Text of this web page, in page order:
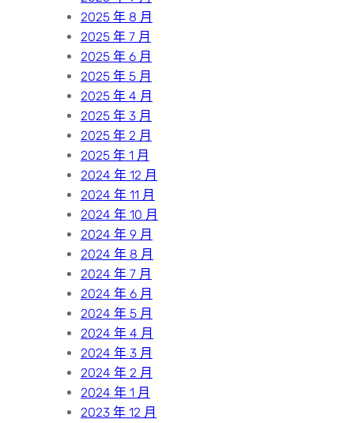
2025 年 8 月
2025 年 7 月
2025 年 6 月
2025 年 5 月
2025 年 4 月
2025 年 3 月
2025 年 2 月
2025 年 1 月
2024 年 12 月
2024 年 11 月
2024 年 10 月
2024 年 9 月
2024 年 8 月
2024 年 7 月
2024 年 6 月
2024 年 5 月
2024 年 4 月
2024 年 3 月
2024 年 2 月
2024 年 1 月
2023 年 12 月